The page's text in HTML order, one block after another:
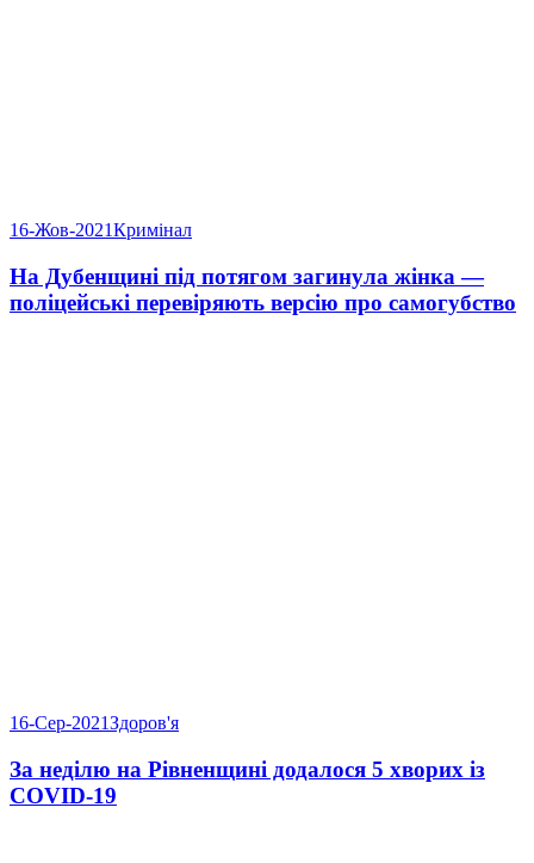
16-Жов-2021Кримінал
На Дубенщині під потягом загинула жінка —
поліцейські перевіряють версію про самогубство
16-Сер-2021Здоров'я
За неділю на Рівненщині додалося 5 хворих із
COVID-19